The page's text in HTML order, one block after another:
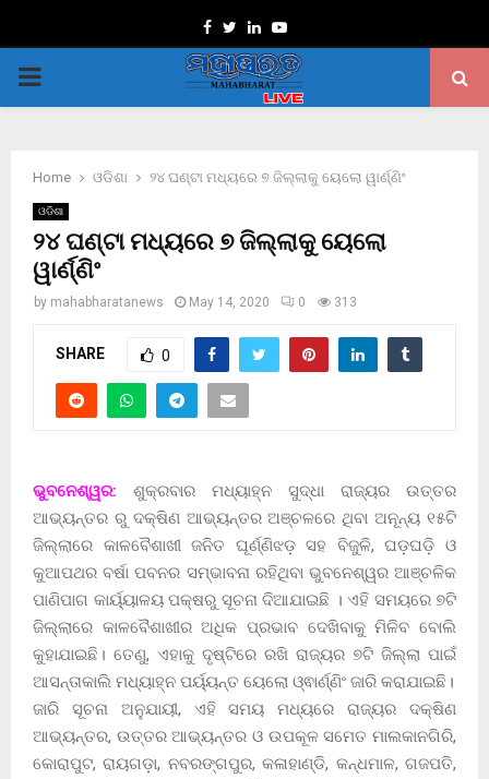
Facebook
TwitterLinkedinYoutube
PRIMARY
Home ଓଡିଶା ୨୪ ଘଣ୍ଟା ମଧ୍ୟରେ ୭ ଜିଲ୍ଲାକୁ ୟେଲୋ ୱାର୍ଣ୍ଣିଂ
ଓଡିଶା
୨୪ ଘଣ୍ଟା ମଧ୍ୟରେ ୭ ଜିଲ୍ଲାକୁ ୟେଲୋ
ୱାର୍ଣ୍ଣିଂ
by mahabharatanews May 14, 2020 0 313
SHARE 0
ଭୁବନେଶ୍ୱର: ଶୁକ୍ରବାର ମଧ୍ୟାହ୍ନ ସୁଦ୍ଧା ରାଜ୍ୟର ଉତ୍ତର
ଆଭ୍ୟନ୍ତର ରୁ ଦକ୍ଷିଣ ଆଭ୍ୟନ୍ତର ଅଞ୍ଚଳରେ ଥିବା ଅନୂନ୍ୟ ୧୫ଟି
ଜିଲ୍ଲାରେ କାଳବୈଶାଖୀ ଜନିତ ଘୂର୍ଣ୍ଣିଝଡ଼ ସହ ବିଜୁଳି, ଘଡ଼ଘଡ଼ି ଓ
କୁଆପଥର ବର୍ଷା ପବନର ସମ୍ଭାବନା ରହିଥିବା ଭୁବନେଶ୍ୱର ଆଞ୍ଚଳିକ
ପାଣିପାଗ କାର୍ୟ୍ୟାଳୟ ପକ୍ଷରୁ ସୂଚନା ଦିଆଯାଇଛି । ଏହି ସମୟରେ ୭ଟି
ଜିଲ୍ଲାରେ କାଳବୈଶାଖୀର ଅଧିକ ପ୍ରଭାବ ଦେଖିବାକୁ ମିଳିବ ବୋଲି
କୁହାଯାଇଛି। ତେଣୁ, ଏହାକୁ ଦୃଷ୍ଟିରେ ରଖି ରାଜ୍ୟର ୭ଟି ଜିଲ୍ଲା ପାଇଁ
ଆସନ୍ତାକାଲି ମଧ୍ୟାହ୍ନ ପର୍ୟ୍ୟନ୍ତ ୟେଲୋ ଓ୍ଵାର୍ଣ୍ଣିଂ ଜାରି କରାଯାଇଛି।
ଜାରି ସୂଚନା ଅନୁଯାୟୀ, ଏହି ସମୟ ମଧ୍ୟରେ ରାଜ୍ୟର ଦକ୍ଷିଣ
ଆଭ୍ୟନ୍ତର, ଉତ୍ତର ଆଭ୍ୟନ୍ତର ଓ ଉପକୂଳ ସମେତ ମାଲକାନଗିରି,
କୋରାପୁଟ, ରାୟଗଡ଼ା, ନବରଙ୍ଗପୁର, କଳାହାଣ୍ଡି, କନ୍ଧମାଳ, ଗଜପତି,